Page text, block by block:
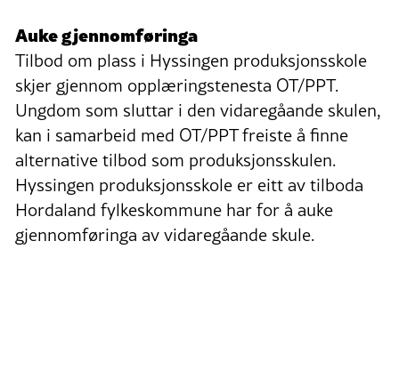
Auke gjennomføringa
Tilbod om plass i Hyssingen produksjonsskole
skjer gjennom opplæringstenesta OT/PPT.
Ungdom som sluttar i den vidaregåande skulen,
kan i samarbeid med OT/PPT freiste å finne
alternative tilbod som produksjonsskulen.
Hyssingen produksjonsskole er eitt av tilboda
Hordaland fylkeskommune har for å auke
gjennomføringa av vidaregåande skule.